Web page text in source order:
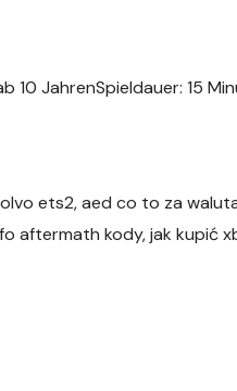
10 JahrenSpieldauer: 15
ets2, aed co to za
aftermath kody, jak kupić